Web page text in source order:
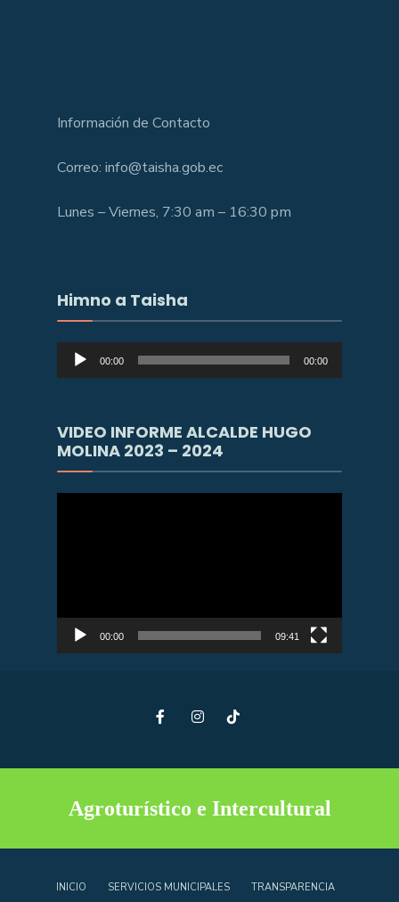
Información de Contacto
Correo: info@taisha.gob.ec
Lunes – Viernes, 7:30 am – 16:30 pm
Himno a Taisha
Reproductor
de
00:00 00:00
VIDEO INFORME ALCALDE HUGO
MOLINA 2023 – 2024
00:00 09:41
Agroturístico e Intercultural
INICIO SERVICIOS MUNICIPALES TRANSPARENCIA